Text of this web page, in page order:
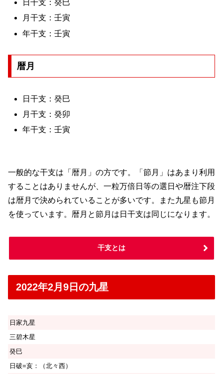
日干支：癸巳
月干支：壬寅
年干支：壬寅
暦月
日干支：癸巳
月干支：癸卯
年干支：壬寅
一般的な干支は「暦月」の方です。「節月」はあまり利用
することはありませんが、一粒万倍日等の選日や暦注下段
は暦月で決められていることが多いです。また九星も節月
を使っています。暦月と節月は日干支は同じになります。
干支とは
2022年2月9日の九星
日家九星
三碧木星
癸巳
日破=亥：（北々西）